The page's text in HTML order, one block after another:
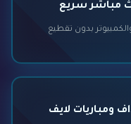
بدون تقطيع